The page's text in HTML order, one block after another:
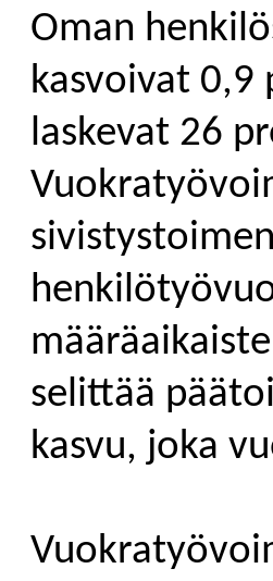
Oman
kasvoivat
laskevat 26
selittää
kasvu, joka